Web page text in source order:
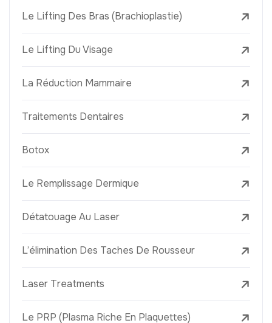
Le Lifting Des Bras (Brachioplastie)
Le Lifting Du Visage
La Réduction Mammaire
Traitements Dentaires
Botox
Le Remplissage Dermique
Détatouage Au Laser
L’élimination Des Taches De Rousseur
Laser Treatments
Le PRP (Plasma Riche En Plaquettes)